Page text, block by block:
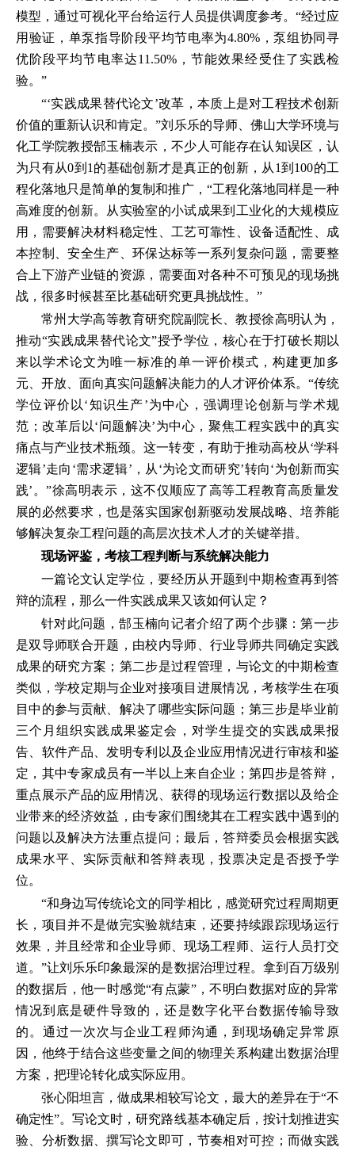
模型，通过可视化平台给运行人员提供调度参考。“经过应
用验证，单泵指导阶段平均节电率为4.80%，泵组协同寻
优阶段平均节电率达11.50%，节能效果经受住了实践检
验。”
“‘实践成果替代论文’改革，本质上是对工程技术创新
价值的重新认识和肯定。”刘乐乐的导师、佛山大学环境与
化工学院教授郜玉楠表示，不少人可能存在认知误区，认
为只有从0到1的基础创新才是真正的创新，从1到100的工
程化落地只是简单的复制和推广，“工程化落地同样是一种
高难度的创新。从实验室的小试成果到工业化的大规模应
用，需要解决材料稳定性、工艺可靠性、设备适配性、成
本控制、安全生产、环保达标等一系列复杂问题，需要整
合上下游产业链的资源，需要面对各种不可预见的现场挑
战，很多时候甚至比基础研究更具挑战性。”
常州大学高等教育研究院副院长、教授徐高明认为，
推动“实践成果替代论文”授予学位，核心在于打破长期以
来以学术论文为唯一标准的单一评价模式，构建更加多
元、开放、面向真实问题解决能力的人才评价体系。“传统
学位评价以‘知识生产’为中心，强调理论创新与学术规
范；改革后以‘问题解决’为中心，聚焦工程实践中的真实
痛点与产业技术瓶颈。这一转变，有助于推动高校从‘学科
逻辑’走向‘需求逻辑’，从‘为论文而研究’转向‘为创新而实
践’。”徐高明表示，这不仅顺应了高等工程教育高质量发
展的必然要求，也是落实国家创新驱动发展战略、培养能
够解决复杂工程问题的高层次技术人才的关键举措。
现场评鉴，考核工程判断与系统解决能力
一篇论文认定学位，要经历从开题到中期检查再到答
辩的流程，那么一件实践成果又该如何认定？
针对此问题，郜玉楠向记者介绍了两个步骤：第一步
是双导师联合开题，由校内导师、行业导师共同确定实践
成果的研究方案；第二步是过程管理，与论文的中期检查
类似，学校定期与企业对接项目进展情况，考核学生在项
目中的参与贡献、解决了哪些实际问题；第三步是毕业前
三个月组织实践成果鉴定会，对学生提交的实践成果报
告、软件产品、发明专利以及企业应用情况进行审核和鉴
定，其中专家成员有一半以上来自企业；第四步是答辩，
重点展示产品的应用情况、获得的现场运行数据以及给企
业带来的经济效益，由专家们围绕其在工程实践中遇到的
问题以及解决方法重点提问；最后，答辩委员会根据实践
成果水平、实际贡献和答辩表现，投票决定是否授予学
位。
“和身边写传统论文的同学相比，感觉研究过程周期更
长，项目并不是做完实验就结束，还要持续跟踪现场运行
效果，并且经常和企业导师、现场工程师、运行人员打交
道。”让刘乐乐印象最深的是数据治理过程。拿到百万级别
的数据后，他一时感觉“有点蒙”，不明白数据对应的异常
情况到底是硬件导致的，还是数字化平台数据传输导致
的。通过一次次与企业工程师沟通，到现场确定异常原
因，他终于结合这些变量之间的物理关系构建出数据治理
方案，把理论转化成实际应用。
张心阳坦言，做成果相较写论文，最大的差异在于“不
确定性”。写论文时，研究路线基本确定后，按计划推进实
验、分析数据、撰写论文即可，节奏相对可控；而做实践